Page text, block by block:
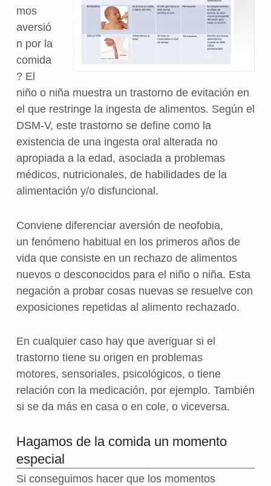
mos
aversió
n por la
comida
? El
niño o niña muestra un trastorno de evitación en
el que restringe la ingesta de alimentos. Según el
DSM-V, este trastorno se define como la
existencia de una ingesta oral alterada no
apropiada a la edad, asociada a problemas
médicos, nutricionales, de habilidades de la
alimentación y/o disfuncional.
Conviene diferenciar aversión de neofobia,
un fenómeno habitual en los primeros años de
vida que consiste en un rechazo de alimentos
nuevos o desconocidos para el niño o niña. Esta
negación a probar cosas nuevas se resuelve con
exposiciones repetidas al alimento rechazado.
En cualquier caso hay que averiguar si el
trastorno tiene su origen en problemas
motores, sensoriales, psicológicos, o tiene
relación con la medicación, por ejemplo. También
si se da más en casa o en cole, o viceversa.
Hagamos de la comida un momento
especial
Si conseguimos hacer que los momentos